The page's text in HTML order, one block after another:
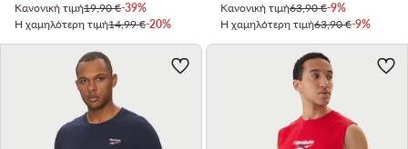
Κανονική τιμή19,90 €-39%
Η χαμηλότερη τιμή14,99 €-20%
Κανονική τιμή63,90 €-9%
Η χαμηλότερη τιμή63,90 €-9%